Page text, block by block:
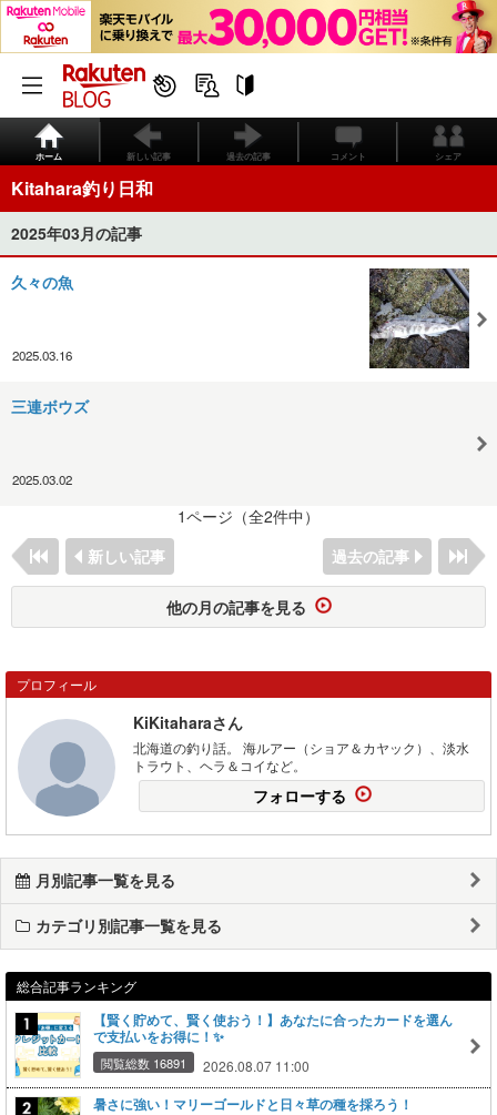
ホーム 新しい記事 過去の記事 コメント シェア
Kitahara釣り日和
2025年03月の記事
久々の魚
2025.03.16
三連ボウズ
2025.03.02
1ページ（全2件中）
新しい記事
過去の記事
他の月の記事を見る
プロフィール
KiKitaharaさん
北海道の釣り話。 海ルアー（ショア＆カヤック）、淡水
トラウト、ヘラ＆コイなど。
フォローする
月別記事一覧を見る
カテゴリ別記事一覧を見る
総合記事ランキング
【賢く貯めて、賢く使おう！】あなたに合ったカードを選ん
で支払いをお得に！✨
閲覧総数 16891 2026.08.07 11:00
暑さに強い！マリーゴールドと日々草の種を採ろう！